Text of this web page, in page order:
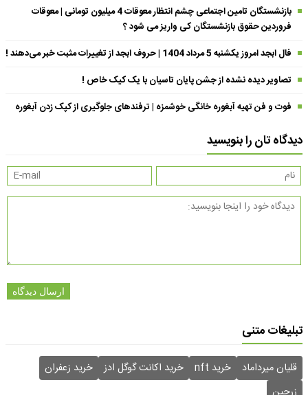
بازنشستگان تامین اجتماعی چشم انتظار معوقات 4 میلیون تومانی | معوقات
فروردین حقوق بازنشستگان کی واریز می شود ؟
فال ابجد امروز یکشنبه 5 مرداد 1404 | حروف ابجد از تغییرات مثبت خبر می‌دهند !
تصاویر دیده نشده از جشن پایان تاسیان با یک کیک خاص !
فوت و فن تهیه آبغوره خانگی خوشمزه | ترفندهای جلوگیری از کپک زدن آبغوره
دیدگاه تان را بنویسید
ارسال دیدگاه
تبلیغات متنی
قلیان میرداماد خرید nft خرید اکانت گوگل ادز
خرید زعفران